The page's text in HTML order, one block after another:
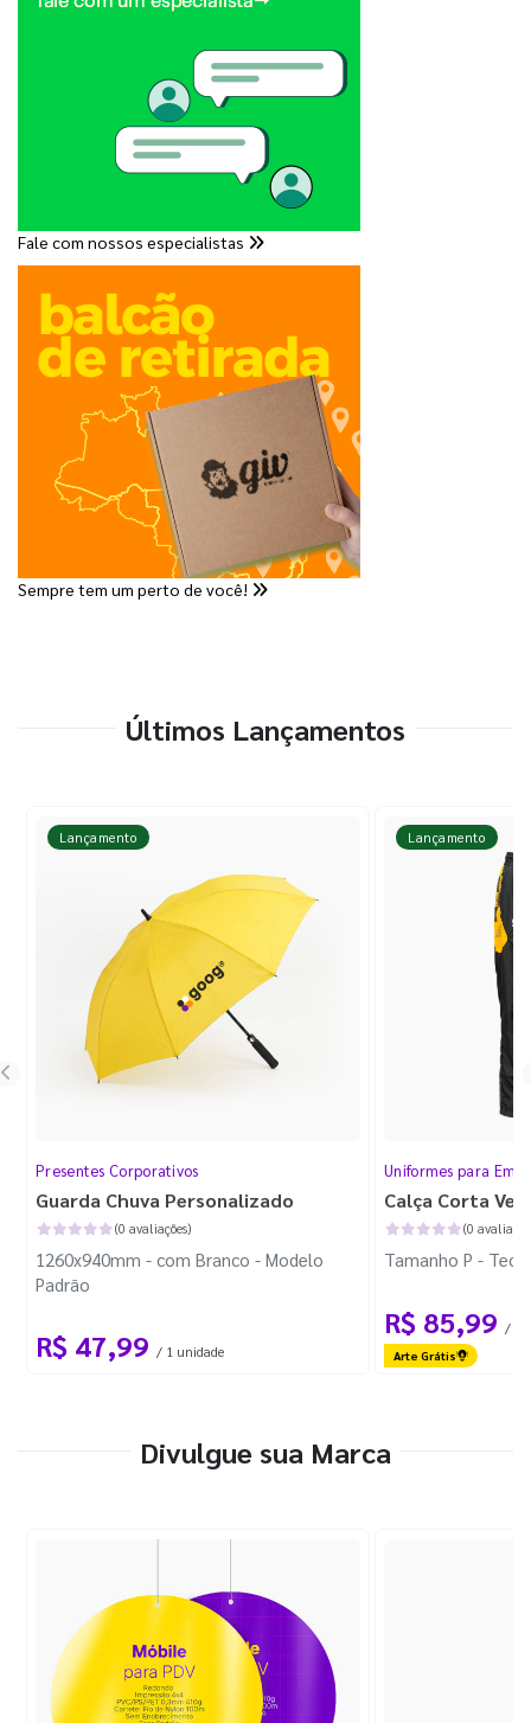
Fale com nossos especialistas
Sempre tem um perto de você!
Últimos Lançamentos
Lançamento
Presentes Corporativos
Guarda Chuva Personalizado
(0 avaliações)
1260x940mm - com Branco - Modelo
Padrão
R$ 47,99 / 1 unidade
Lançamento
Uniformes para
Calça Corta
(0
Tamanho P -
R$ 85,99 / 1
Arte Grátis
Divulgue sua Marca